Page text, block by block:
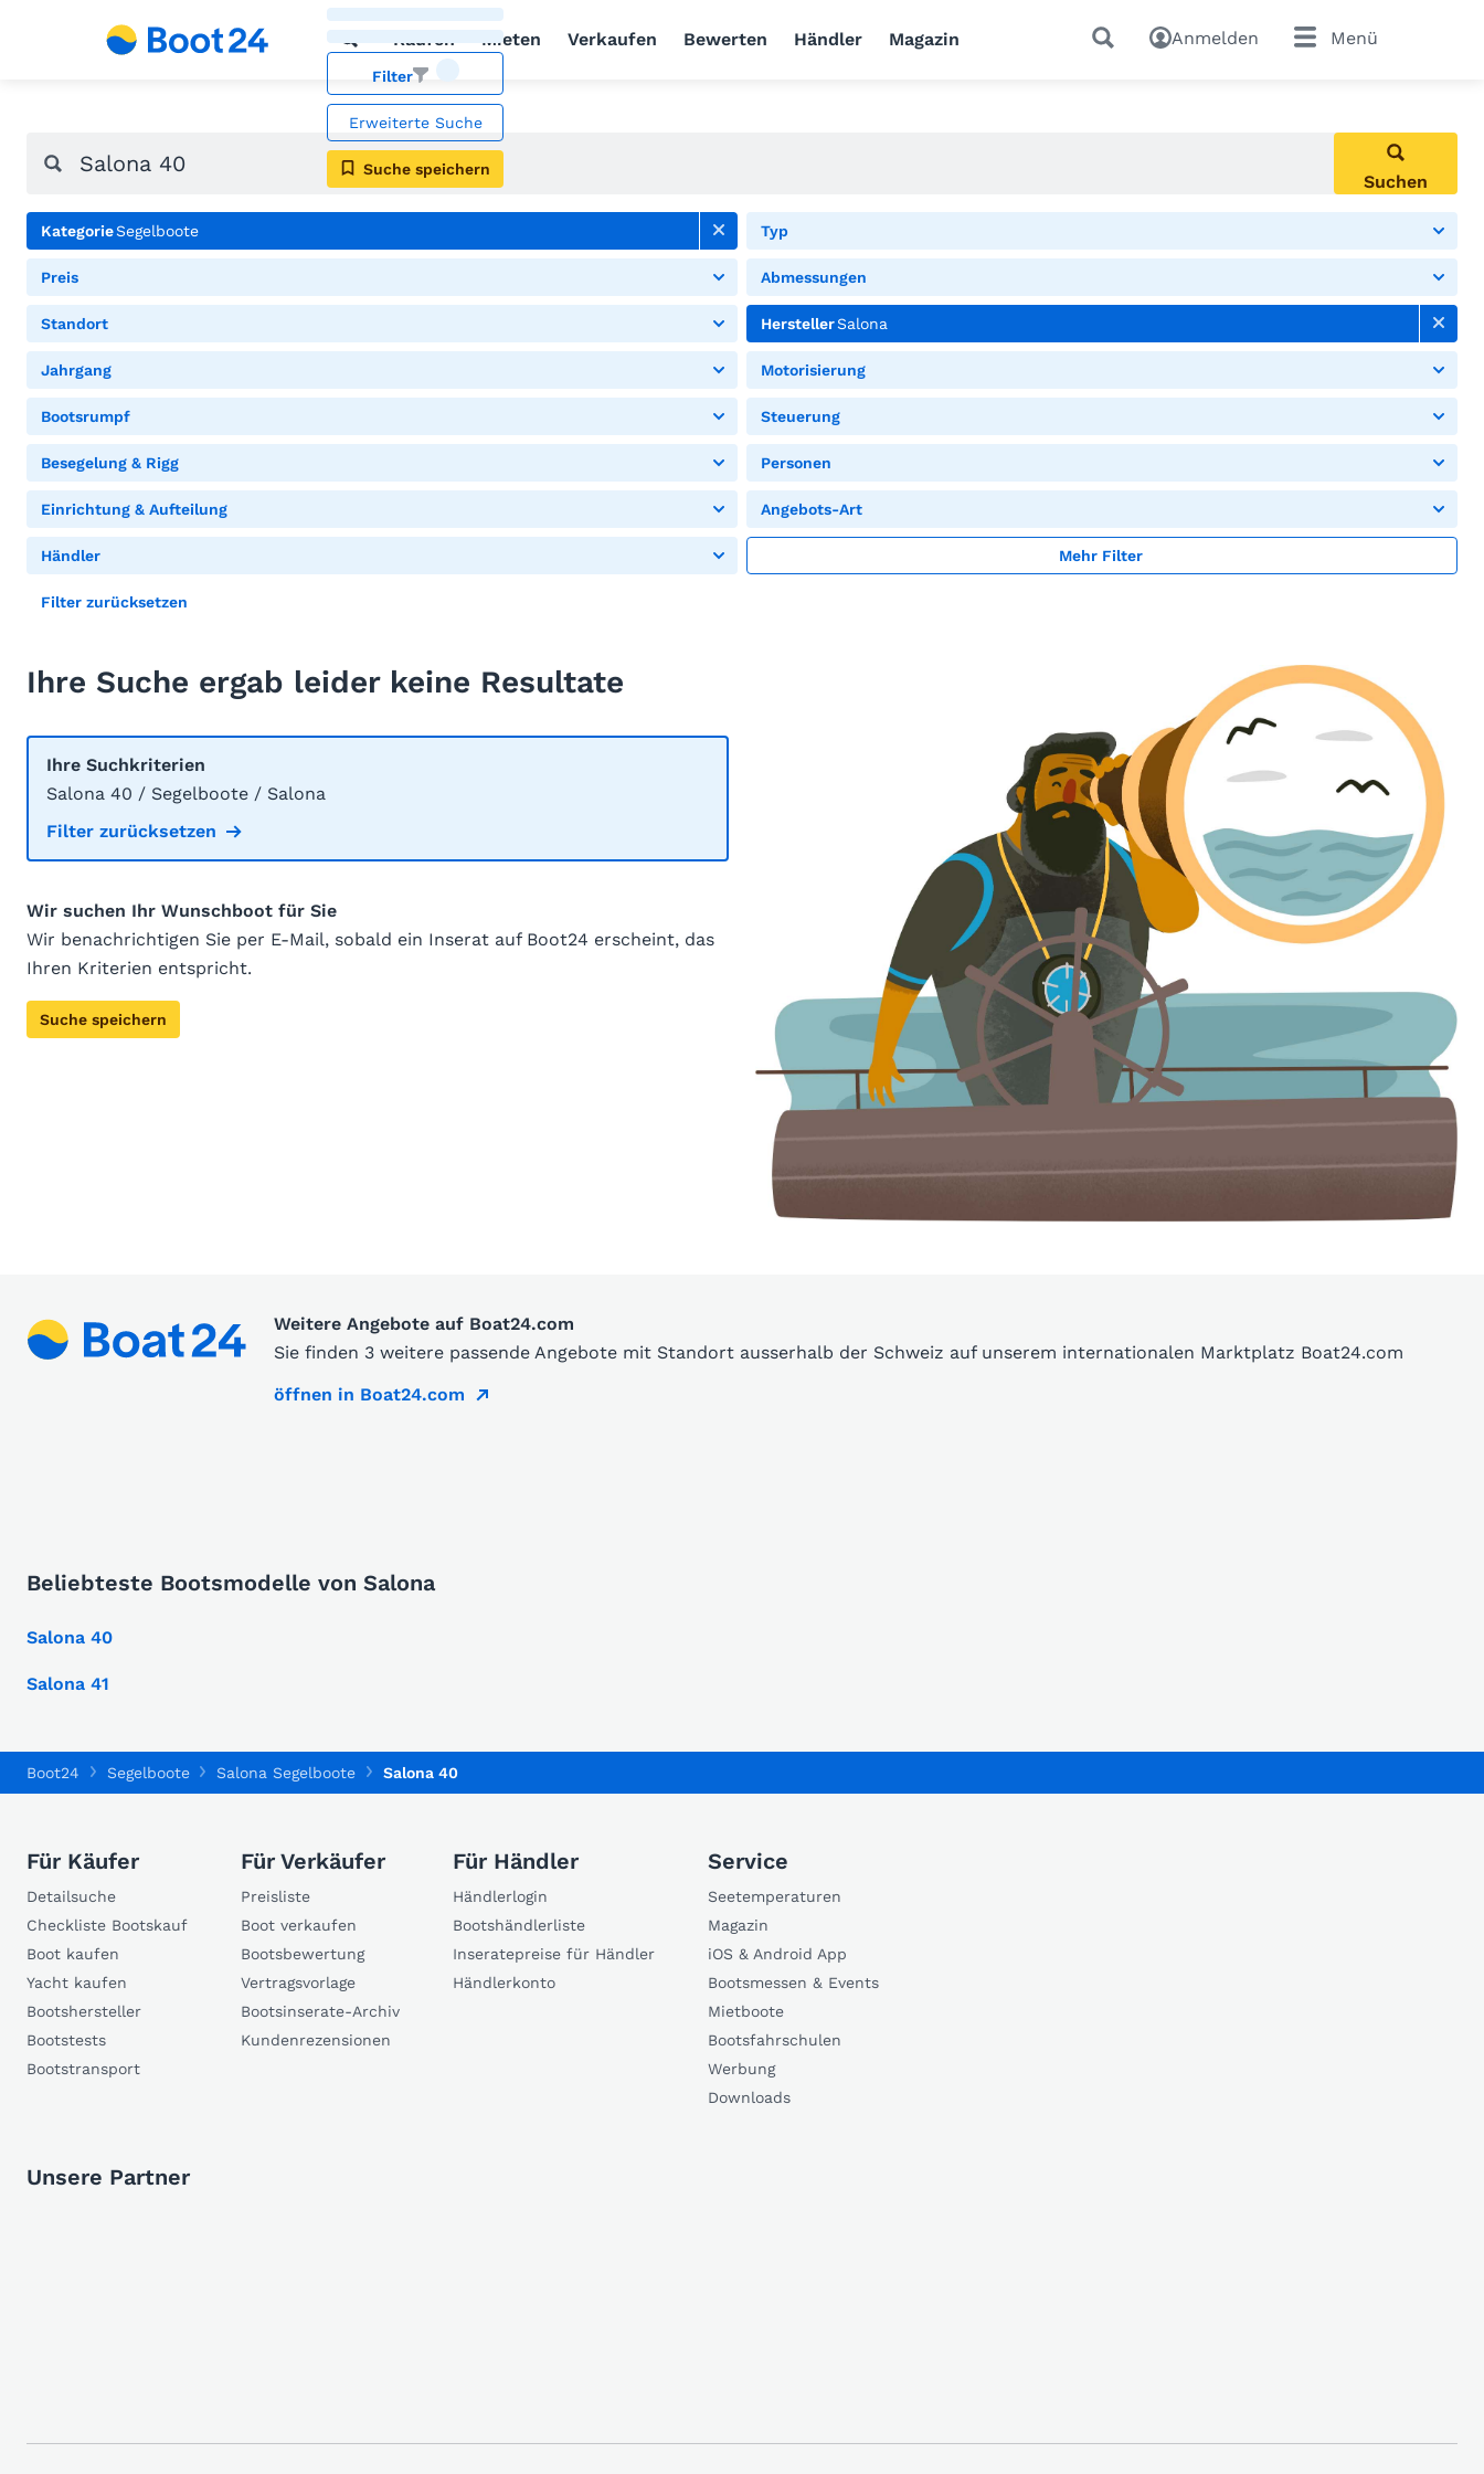
Kaufen Mieten Verkaufen Bewerten Händler Magazin Anmelden Menü
Filter
Erweiterte Suche
Suche speichern
Suchen
KategorieSegelboote Typ
Preis Abmessungen
Standort HerstellerSalona
Jahrgang Motorisierung
Bootsrumpf Steuerung
Besegelung & Rigg Personen
Einrichtung & Aufteilung Angebots-Art
Händler Mehr Filter
Filter zurücksetzen
Ihre Suche ergab leider keine Resultate
Ihre Suchkriterien
Salona 40 / Segelboote / Salona
Filter zurücksetzen
Wir suchen Ihr Wunschboot für Sie
Wir benachrichtigen Sie per E-Mail, sobald ein Inserat auf Boot24 erscheint, das
Ihren Kriterien entspricht.
Suche speichern
Weitere Angebote auf Boat24.com
Sie finden 3 weitere passende Angebote mit Standort ausserhalb der Schweiz auf unserem internationalen Marktplatz Boat24.com
öffnen in Boat24.com
Beliebteste Bootsmodelle von Salona
Salona 40
Salona 41
Boot24 Segelboote Salona Segelboote Salona 40
Für Käufer
Detailsuche
Checkliste Bootskauf
Boot kaufen
Yacht kaufen
Bootshersteller
Bootstests
Bootstransport
Für Verkäufer
Preisliste
Boot verkaufen
Bootsbewertung
Vertragsvorlage
Bootsinserate-Archiv
Kundenrezensionen
Für Händler
Händlerlogin
Bootshändlerliste
Inseratepreise für Händler
Händlerkonto
Service
Seetemperaturen
Magazin
iOS & Android App
Bootsmessen & Events
Mietboote
Bootsfahrschulen
Werbung
Downloads
Unsere Partner